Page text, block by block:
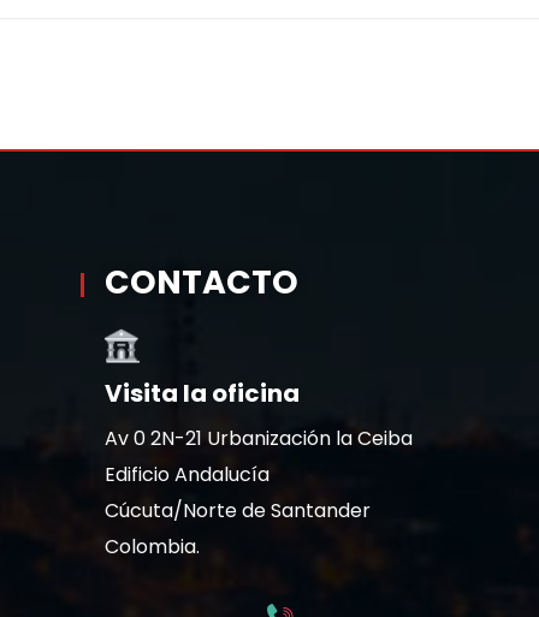
CONTACTO
Visita la oficina
Av 0 2N-21 Urbanización la Ceiba
Edificio Andalucía
Cúcuta/Norte de Santander
Colombia.